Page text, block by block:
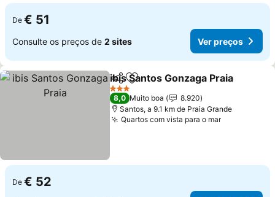
De € 51
Consulte os preços de 2 sites Ver preços
PartilharAdicionar aos favoritos
ibis Santos Gonzaga Praia
3 Estrelas
8,0 Muito boa
8.920
Santos, a 9.1 km de Praia Grande
Quartos com vista para o mar
De € 52